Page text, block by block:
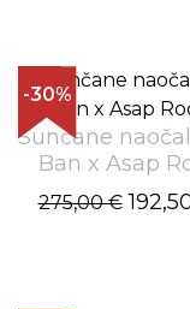
-30%
Sunčane
Ban x Asap
275,00 €